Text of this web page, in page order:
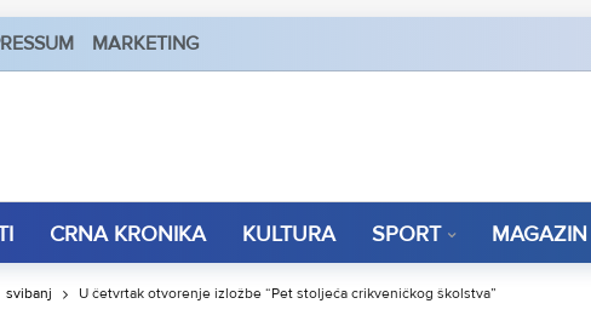
MARKETING
CRNA KRONIKA KULTURA SPORT MAGAZIN
svibanj U četvrtak otvorenje izložbe “Pet stoljeća crikveničkog školstva”